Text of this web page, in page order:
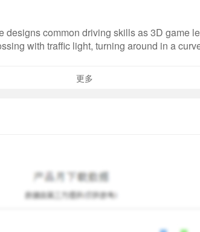
designs common driving skills as 3D game
with traffic light, turning around in a
are designed as game levels. A player may
a driver, vehicle, and pole in the first
更多